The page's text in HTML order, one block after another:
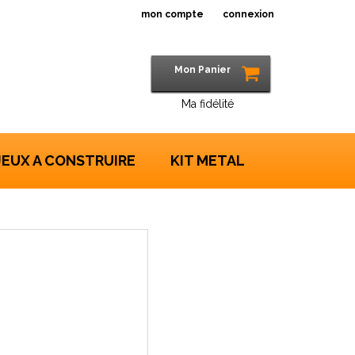
mon compte connexion
Mon Panier
Ma fidélité
A CONSTRUIRE KIT METAL